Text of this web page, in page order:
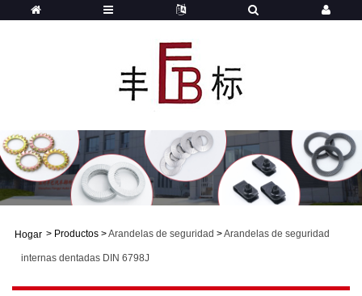
Hogar > Productos >Arandelas de seguridad >Arandelas de seguridad
internas dentadas DIN 6798J